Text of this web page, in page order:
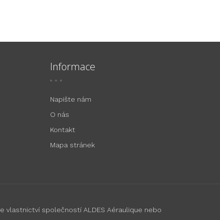
Informace
Napište nám
O nás
Kontakt
Mapa stránek
vlastnictví společností ALDES Aéraulique nebo